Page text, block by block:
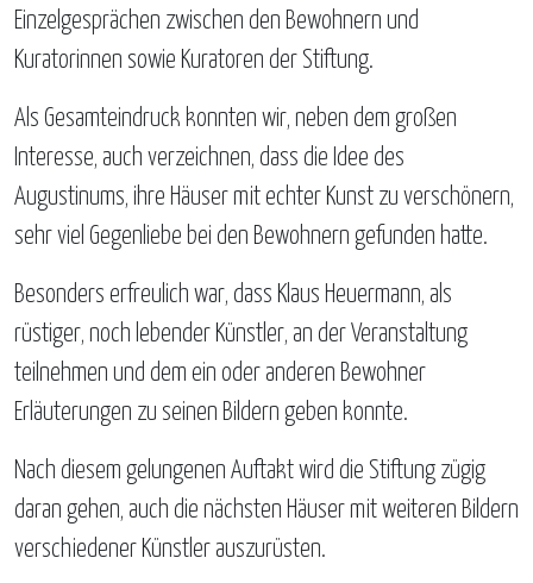
Einzelgesprächen zwischen den Bewohnern und
Kuratorinnen sowie Kuratoren der Stiftung.
Als Gesamteindruck konnten wir, neben dem großen
Interesse, auch verzeichnen, dass die Idee des
Augustinums, ihre Häuser mit echter Kunst zu verschönern,
sehr viel Gegenliebe bei den Bewohnern gefunden hatte.
Besonders erfreulich war, dass Klaus Heuermann, als
rüstiger, noch lebender Künstler, an der Veranstaltung
teilnehmen und dem ein oder anderen Bewohner
Erläuterungen zu seinen Bildern geben konnte.
Nach diesem gelungenen Auftakt wird die Stiftung zügig
daran gehen, auch die nächsten Häuser mit weiteren Bildern
verschiedener Künstler auszurüsten.